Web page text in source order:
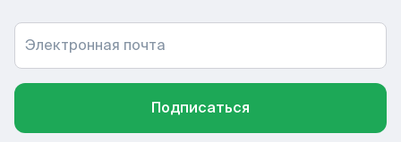
Электронная почта
Подписаться